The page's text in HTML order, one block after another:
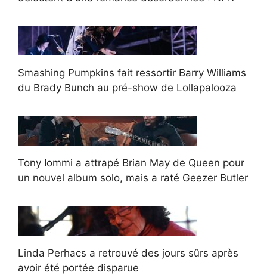
Smashing Pumpkins fait ressortir Barry Williams
du Brady Bunch au pré-show de Lollapalooza
Tony Iommi a attrapé Brian May de Queen pour
un nouvel album solo, mais a raté Geezer Butler
Linda Perhacs a retrouvé des jours sûrs après
avoir été portée disparue